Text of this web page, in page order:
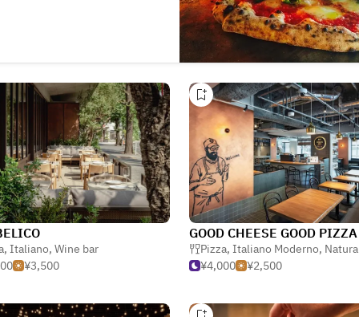
, Italiano, Wine bar
¥3,500
Pizza, Italiano Moderno,
¥4,000
¥2,500